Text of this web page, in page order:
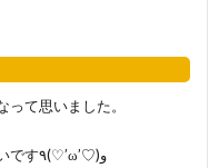
て思いました。
私はふぇいたんさんの索敵能力が欲しいです٩(♡’ω’♡)و